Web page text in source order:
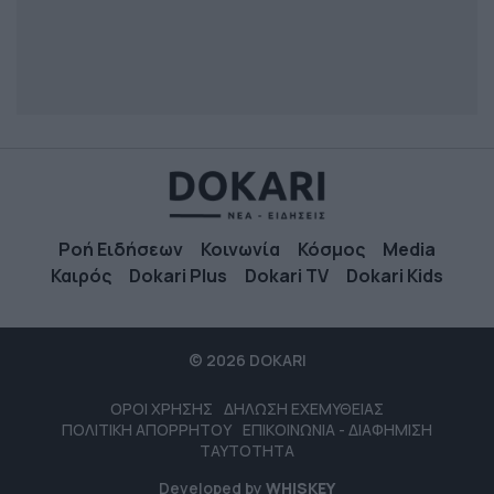
Ροή Ειδήσεων Κοινωνία Κόσμος
Media
Καιρός
Dokari Plus Dokari TV Dokari Kids
© 2026 DOKARI
ΟΡΟΙ ΧΡΗΣΗΣ ΔΗΛΩΣΗ ΕΧΕΜΥΘΕΙΑΣ
ΠΟΛΙΤΙΚΗ ΑΠΟΡΡΗΤΟΥ ΕΠΙΚΟΙΝΩΝΙΑ - ΔΙΑΦΗΜΙΣΗ
ΤΑΥΤΟΤΗΤΑ
Developed by WHISKEY